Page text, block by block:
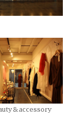
＆accessory